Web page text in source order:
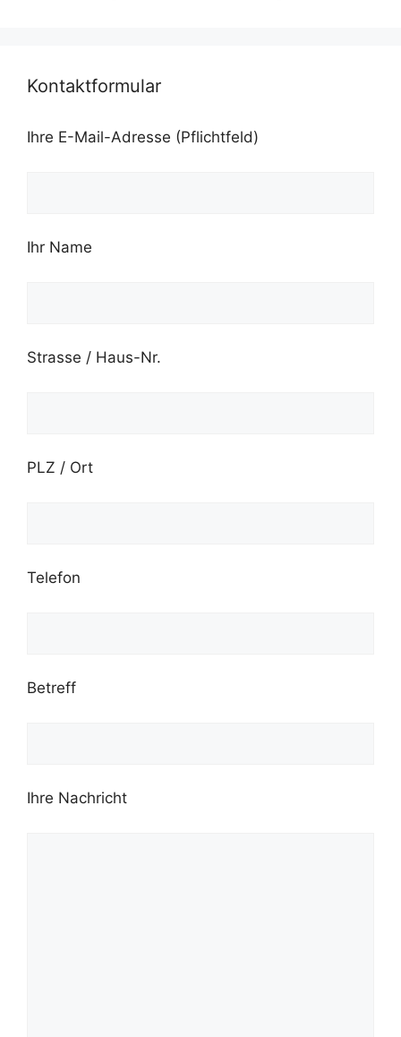
Kontaktformular
Ihre E-Mail-Adresse (Pflichtfeld)
Ihr Name
Strasse / Haus-Nr.
PLZ / Ort
Telefon
Betreff
Ihre Nachricht